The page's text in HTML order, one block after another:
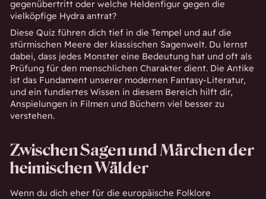
gegenübertritt oder welche Heldenfigur gegen die
vielköpfige Hydra antrat?
Diese Quiz führen dich tief in die Tempel und auf die
stürmischen Meere der klassischen Sagenwelt. Du lernst
dabei, dass jedes Monster eine Bedeutung hat und oft als
Prüfung für den menschlichen Charakter dient. Die Antike
ist das Fundament unserer modernen Fantasy-Literatur,
und ein fundiertes Wissen in diesem Bereich hilft dir,
Anspielungen in Filmen und Büchern viel besser zu
verstehen.
Zwischen Sagen und Märchen der
heimischen Wälder
Wenn du dich eher für die europäische Folklore